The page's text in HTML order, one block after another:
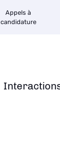
Appels à
candidature